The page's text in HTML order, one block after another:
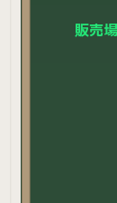
販売